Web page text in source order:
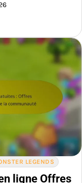
LEGENDS
ligne Offres